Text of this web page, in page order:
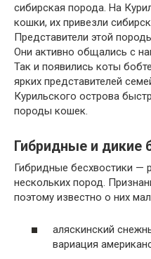
сибирская порода. На
кошки, их привезли
Представители этой
Они активно общались с
Так и появились коты
ярких представителей
Курильского острова
породы кошек.
Гибридные и дикие
Гибридные бесхвостики —
нескольких пород.
поэтому известно о них
аляскинский
вариация